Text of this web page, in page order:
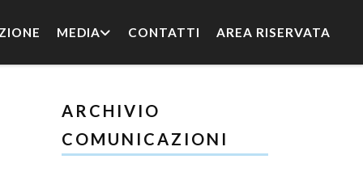
MEDIA CONTATTI AREA RISERVATA
ARCHIVIO
COMUNICAZIONI